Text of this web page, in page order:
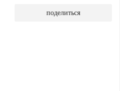
поделиться